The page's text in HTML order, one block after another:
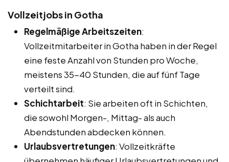
Vollzeitjobs in Gotha
Regelmäßige Arbeitszeiten:
Vollzeitmitarbeiter in Gotha haben in der Regel
eine feste Anzahl von Stunden pro Woche,
meistens 35-40 Stunden, die auf fünf Tage
verteilt sind.
Schichtarbeit: Sie arbeiten oft in Schichten,
die sowohl Morgen-, Mittag- als auch
Abendstunden abdecken können.
Urlaubsvertretungen: Vollzeitkräfte